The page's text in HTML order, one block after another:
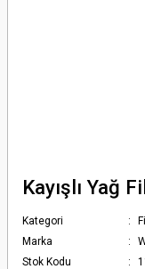
Kayışlı Yağ
Kategori
Marka
Stok Kodu